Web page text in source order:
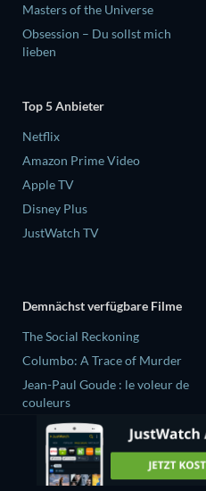
Masters of the Universe
Obsession – Du sollst mich
lieben
Top 5 Anbieter
Netflix
Amazon Prime Video
Apple TV
Disney Plus
JustWatch TV
Demnächst verfügbare Filme
The Social Reckoning
Columbo: A Trace of Murder
Jean-Paul Goude : le voleur de
couleurs
Destroy All Girls
Selten wache ich träumend auf